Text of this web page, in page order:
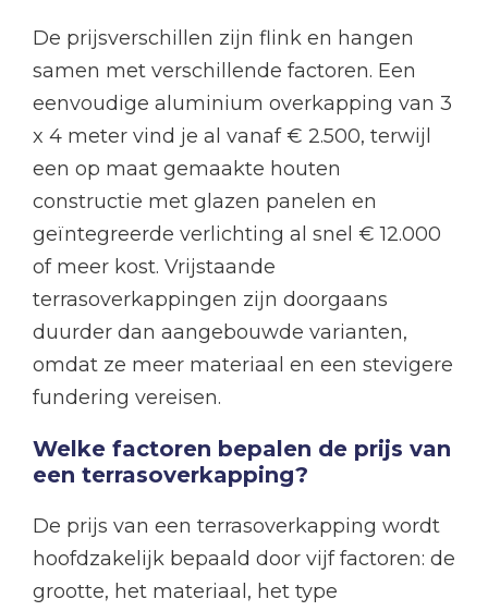
De prijsverschillen zijn flink en hangen
samen met verschillende factoren. Een
eenvoudige aluminium overkapping van 3
x 4 meter vind je al vanaf € 2.500, terwijl
een op maat gemaakte houten
constructie met glazen panelen en
geïntegreerde verlichting al snel € 12.000
of meer kost. Vrijstaande
terrasoverkappingen zijn doorgaans
duurder dan aangebouwde varianten,
omdat ze meer materiaal en een stevigere
fundering vereisen.
Welke factoren bepalen de prijs van
een terrasoverkapping?
De prijs van een terrasoverkapping wordt
hoofdzakelijk bepaald door vijf factoren: de
grootte, het materiaal, het type